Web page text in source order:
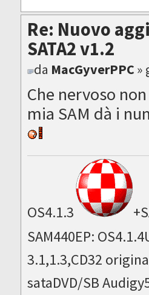
Re: Nuovo
SATA2 v1.2
da MacGyverPPC »
Che nervoso
mia SAM dà i
OS4.1.3
SAM440EP:
3.1,1.3,CD32
sataDVD/SB